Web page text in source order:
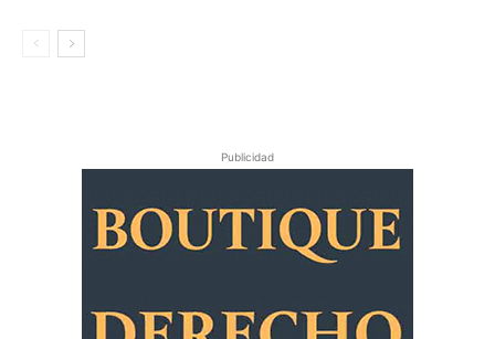
Publicidad